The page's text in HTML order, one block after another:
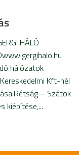
HÁLÓ
hálózatok
Kft-nél
– Szátok
kiépítése,...